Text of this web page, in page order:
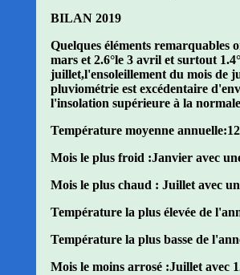
BILAN 2019
Quelques éléments remarquables
mars et 2.6°le 3 avril et surtout
juillet,l'ensoleillement du mois de
pluviométrie est excédentaire
l'insolation supérieure à la
Température moyenne annuelle:
Mois le plus froid :Janvier avec
Mois le plus chaud : Juillet avec
Température la plus élevée de
Température la plus basse de
Mois le moins arrosé :Juillet avec